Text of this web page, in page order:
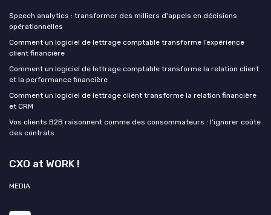
Speech analytics : transformer des milliers d'appels en décisions
opérationnelles
Comment un logiciel de lettrage comptable transforme l’expérience
client financière
Comment un logiciel de lettrage comptable transforme la relation client
et la performance financière
Comment un logiciel de lettrage client transforme la relation financière
et CRM
Vos clients B2B raisonnent comme des consommateurs : l'ignorer coûte
des contrats
CXO at WORK !
MEDIA